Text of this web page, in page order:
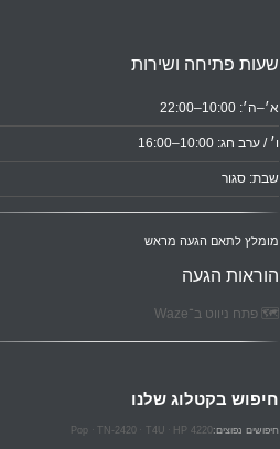
שעות פתיחה ושירות
א׳–ה׳: 10:00–22:00
ו׳ / ערב חג: 10:00–16:00
שבת: סגור
מומלץ לתאם הגעה מראש
הוראות הגעה
🗺️ פתח ניווט ב־Waze
חיפוש בקטלוג שלנו
חיפושים נפוצים:HP 4220
T4U
TN-2420
Pop